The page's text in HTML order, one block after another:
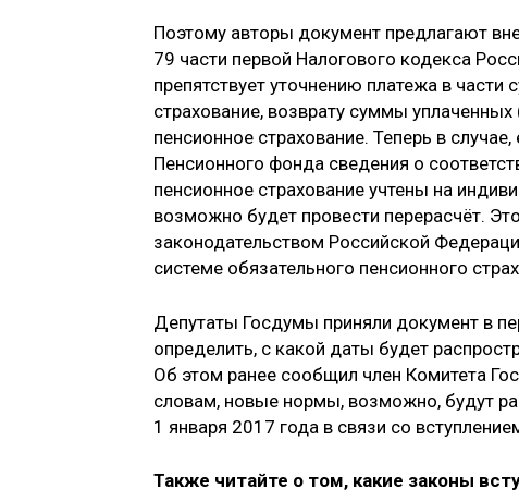
Поэтому авторы документ предлагают
79 части первой Налогового кодекса
препятствует уточнению платежа в
страхование, возврату суммы
пенсионное страхование. Теперь в
Пенсионного фонда сведения о
пенсионное страхование учтены на
возможно будет провести перерасчёт.
законодательством Российской
системе обязательного пенсионного
Депутаты Госдумы приняли документ в
определить, с какой даты будет
Об этом ранее сообщил член Комитета
словам, новые нормы, возможно, будут
1 января 2017 года в связи со
Также читайте о том, какие законы